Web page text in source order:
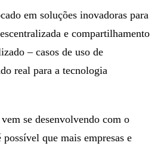
em soluções inovadoras para
e compartilhamento
– casos de uso de
real para a tecnologia
se desenvolvendo com o
possível que mais empresas e